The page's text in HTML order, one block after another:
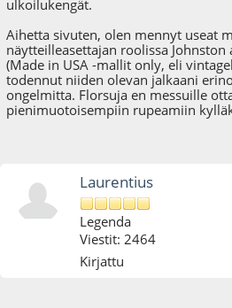
ulkoilukengät.
Aihetta sivuten, olen mennyt useat
näytteilleasettajan roolissa
(Made in USA -mallit only, eli
todennut niiden olevan jalkaani
ongelmitta. Florsuja en messuille
pienimuotoisempiin rupeamiin
Laurentius
Legenda
Viestit: 2464
Kirjattu